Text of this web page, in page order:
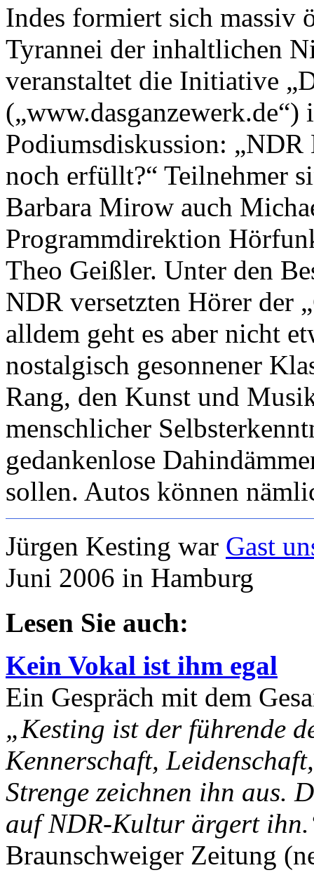
Indes formiert sich massiv
Tyrannei der inhaltlichen
veranstaltet die Initiative
(„www.dasganzewerk.de“)
Podiumsdiskussion:
noch erfüllt?“ Teilnehmer
Barbara Mirow auch
Programmdirektion
Theo Geißler. Unter den
NDR versetzten Hörer der
alldem geht es aber nicht
nostalgisch gesonnener
Rang, den Kunst und
menschlicher
gedankenlose
sollen. Autos können
Jürgen Kesting war Gast
Juni 2006 in Hamburg
Lesen Sie auch:
Kein Vokal ist ihm egal
Ein Gespräch mit dem
„Kesting ist der führende
Kennerschaft,
Strenge zeichnen ihn aus.
auf NDR-Kultur ärgert
Braunschweiger Zeitung